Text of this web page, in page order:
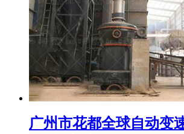
广州市花都全球自动变